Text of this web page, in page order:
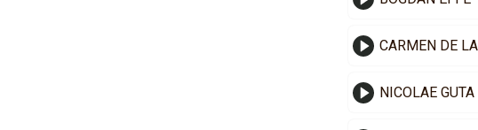
CARMEN DE
NICOLAE